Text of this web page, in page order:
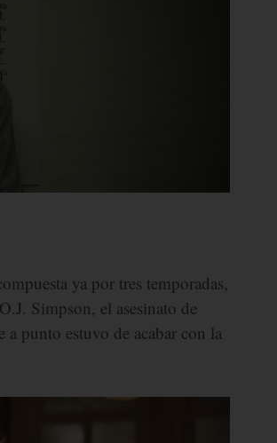
ya por tres temporadas,
Simpson, el asesinato de
punto estuvo de acabar con la